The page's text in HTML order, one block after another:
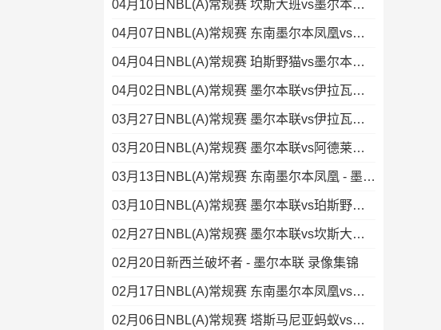
04月10日NBL(A)常规赛 坎斯大班vs墨尔本联 录像
04月07日NBL(A)常规赛 东南墨尔本凤凰vs墨尔本联 录像
04月04日NBL(A)常规赛 珀斯野猫vs墨尔本联 录像
04月02日NBL(A)常规赛 墨尔本联vs伊拉瓦拉老鹰 录像集锦
03月27日NBL(A)常规赛 墨尔本联vs伊拉瓦拉老鹰 录像集锦
03月20日NBL(A)常规赛 墨尔本联vs阿德莱德36人 录像集锦
03月13日NBL(A)常规赛 东南墨尔本凤凰 - 墨尔本联 录像集锦
03月10日NBL(A)常规赛 墨尔本联vs珀斯野猫 录像集锦
02月27日NBL(A)常规赛 墨尔本联vs坎斯大班 录像
02月20日新西兰破坏者 - 墨尔本联 录像集锦
02月17日NBL(A)常规赛 东南墨尔本凤凰vs墨尔本联 录像集锦
02月06日NBL(A)常规赛 塔斯马尼亚蚂蚁vs墨尔本联 录像